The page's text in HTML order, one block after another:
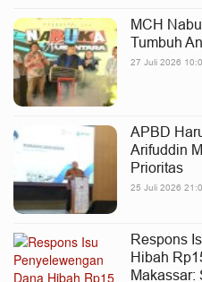
MCH
Tumbuh
27 Juli 2026
APBD
Arifuddin
Prioritas
25 Juli 2026
Respons
Hibah
Makassar: